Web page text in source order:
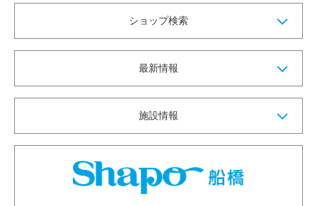
ショップ検索
最新情報
施設情報